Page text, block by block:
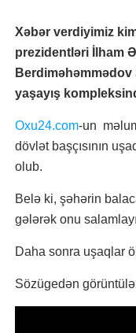
Xəbər verdiyimiz
prezidentləri İlham
yaşayış
Oxu24.com-un
dövlət başçısının
olub.
Belə ki, şəhərin
gələrək onu
Daha sonra uşaqlar
Sözügedən